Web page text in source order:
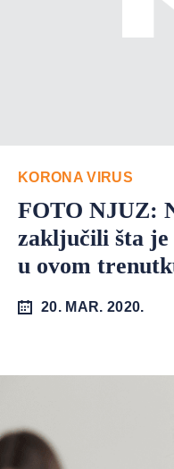
KORONA VIRUS
FOTO NJUZ:
zaključili šta
u ovom
20. MAR. 2020.